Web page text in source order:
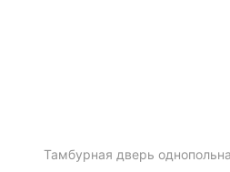
Тамбурная дверь